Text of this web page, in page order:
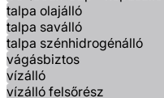
talpa olajálló
talpa saválló
talpa szénhidrogénálló
vágásbiztos
vízálló
vízálló felsőrész